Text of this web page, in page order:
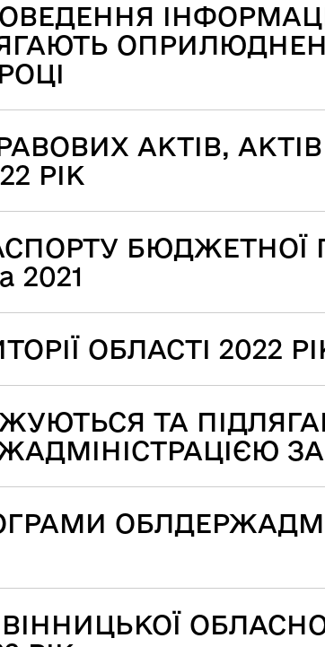
АКТІВ,
РІК
БЮДЖЕТНОЇ
2021
ОБЛАСТІ 2022
ТА
ЗА